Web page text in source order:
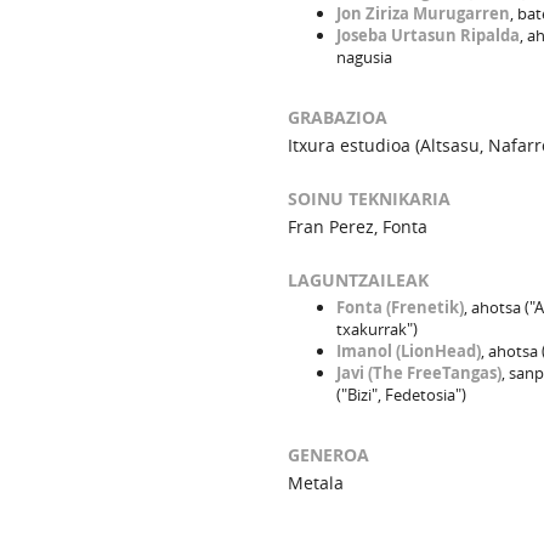
Jon Ziriza Murugarren,
Joseba Urtasun Ripalda,
nagusia
GRABAZIOA
Itxura estudioa (Altsasu,
SOINU TEKNIKARIA
Fran Perez, Fonta
LAGUNTZAILEAK
Fonta (Frenetik), ahotsa
txakurrak")
Imanol (LionHead), ahotsa
Javi (The FreeTangas),
("Bizi", Fedetosia")
GENEROA
Metala